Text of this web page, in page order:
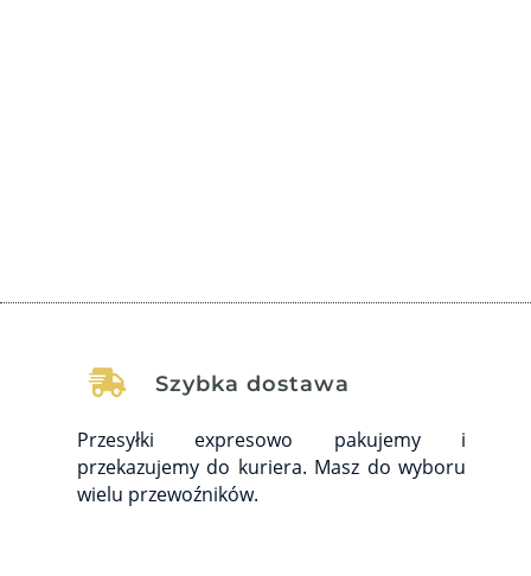
 Szybka dostawa
Przesyłki expresowo pakujemy i
przekazujemy do kuriera. Masz do wyboru
wielu przewoźników.